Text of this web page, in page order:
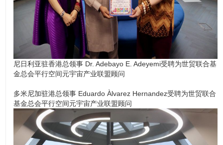
尼日利亚驻香港总领事 Dr. Adebayo E. Adeyemi受聘为世贸联合基
金总会平行空间元宇宙产业联盟顾问
多米尼加驻港总领事 Eduardo Àlvarez Hernandez受聘为世贸联合
基金总会平行空间元宇宙产业联盟顾问